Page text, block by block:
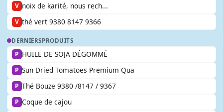
V noix de karité, nous rech...
V thé vert 9380 8147 9366
DERNIERSPRODUITS
P HUILE DE SOJA DÉGOMMÉ
P Sun Dried Tomatoes Premium Qua
P Thé Bouze 9380 /8147 / 9367
P Coque de cajou